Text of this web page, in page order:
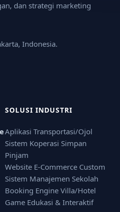
dan strategi marketing
Indonesia.
SOLUSI INDUSTRI
Aplikasi Transportasi/Ojol
Sistem Koperasi Simpan
Pinjam
Website E-Commerce Custom
Sistem Manajemen Sekolah
Booking Engine Villa/Hotel
Game Edukasi & Interaktif